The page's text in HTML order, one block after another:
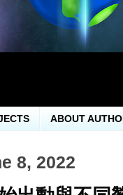
ABOUT
8, 2022